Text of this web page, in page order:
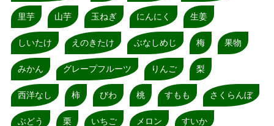
里芋 山芋 玉ねぎ にんにく 生姜
しいたけ えのきたけ ぶなしめじ 梅 果物
みかん グレープフルーツ りんご 梨
西洋なし 柿 びわ 桃 すもも さくらんぼ
ぶどう 栗 いちご メロン すいか